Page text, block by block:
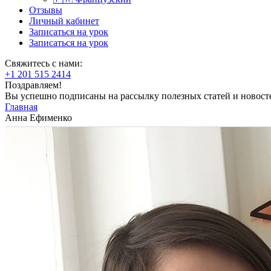
Отзывы
Личный кабинет
Записаться на урок
Записаться на урок
Свяжитесь с нами:
+1 201 515 2414
Поздравляем!
Вы успешно подписаны на рассылку полезных статей и
Главная
Анна Ефименко